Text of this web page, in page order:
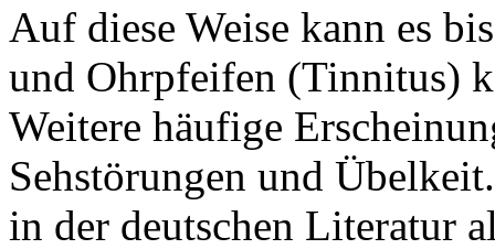
Auf diese Weise kann es
und Ohrpfeifen (Tinnitus)
Weitere häufige
Sehstörungen und
in der deutschen Literatur